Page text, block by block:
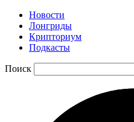
Новости
Лонгриды
Крипториум
Подкасты
Поиск